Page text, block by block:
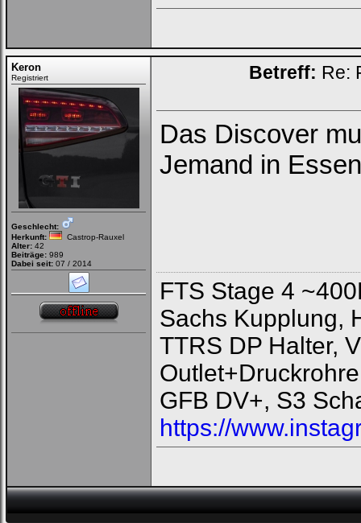
Keron
Registriert
Geschlecht:
Herkunft:
Castrop-Rauxel
Alter: 42
Beiträge: 989
Dabei seit: 07 / 2014
Betreff: Re:
Das Discover
Jemand in
FTS Stage 4
Sachs Kupplung,
TTRS DP Halter,
GFB DV+, S3
https://